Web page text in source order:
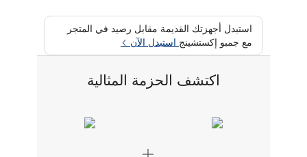
استبدل أجهزتك القديمة مقابل رصيد في المتجر
مع جمبو إكستشينج استبدل الآن
اكتشف الحزمة المثالية